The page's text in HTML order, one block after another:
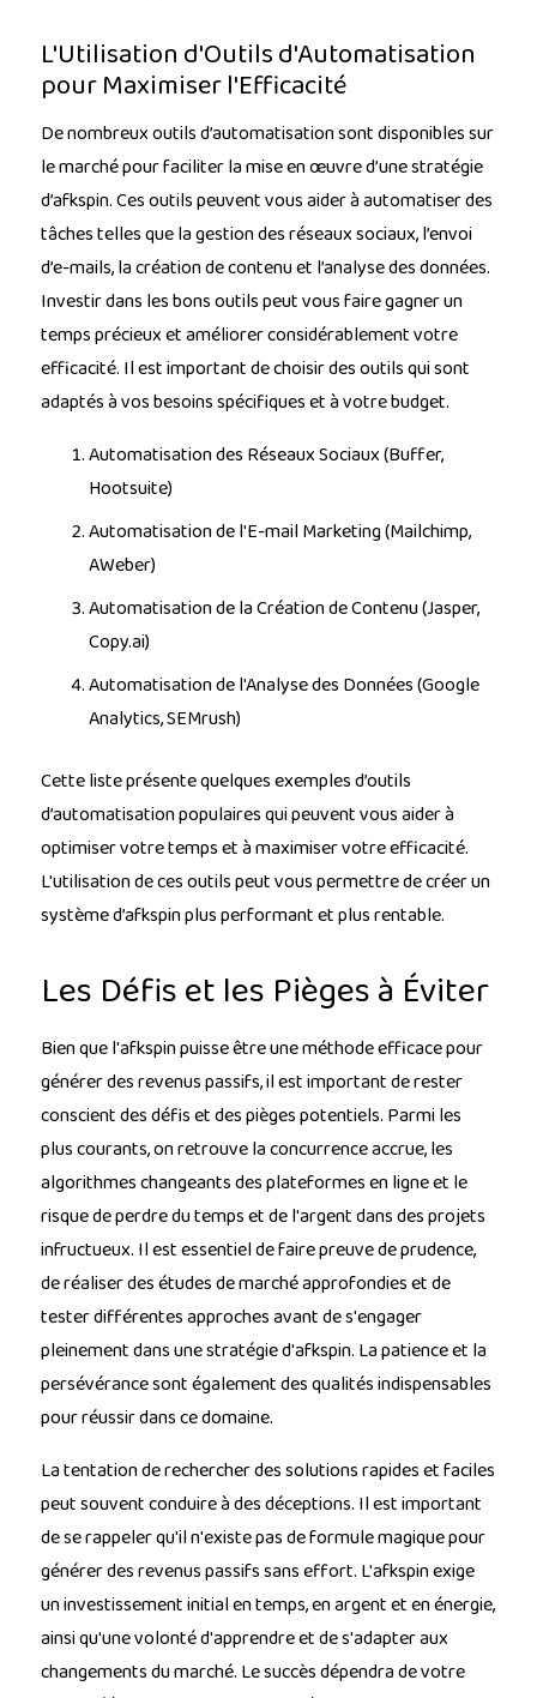
L'Utilisation d'Outils d'Automatisation
pour Maximiser l'Efficacité
De nombreux outils d’automatisation sont disponibles sur
le marché pour faciliter la mise en œuvre d’une stratégie
d’afkspin. Ces outils peuvent vous aider à automatiser des
tâches telles que la gestion des réseaux sociaux, l’envoi
d’e-mails, la création de contenu et l’analyse des données.
Investir dans les bons outils peut vous faire gagner un
temps précieux et améliorer considérablement votre
efficacité. Il est important de choisir des outils qui sont
adaptés à vos besoins spécifiques et à votre budget.
Automatisation des Réseaux Sociaux (Buffer,
Hootsuite)
Automatisation de l'E-mail Marketing (Mailchimp,
AWeber)
Automatisation de la Création de Contenu (Jasper,
Copy.ai)
Automatisation de l'Analyse des Données (Google
Analytics, SEMrush)
Cette liste présente quelques exemples d’outils
d’automatisation populaires qui peuvent vous aider à
optimiser votre temps et à maximiser votre efficacité.
L'utilisation de ces outils peut vous permettre de créer un
système d’afkspin plus performant et plus rentable.
Les Défis et les Pièges à Éviter
Bien que l'afkspin puisse être une méthode efficace pour
générer des revenus passifs, il est important de rester
conscient des défis et des pièges potentiels. Parmi les
plus courants, on retrouve la concurrence accrue, les
algorithmes changeants des plateformes en ligne et le
risque de perdre du temps et de l'argent dans des projets
infructueux. Il est essentiel de faire preuve de prudence,
de réaliser des études de marché approfondies et de
tester différentes approches avant de s'engager
pleinement dans une stratégie d'afkspin. La patience et la
persévérance sont également des qualités indispensables
pour réussir dans ce domaine.
La tentation de rechercher des solutions rapides et faciles
peut souvent conduire à des déceptions. Il est important
de se rappeler qu'il n'existe pas de formule magique pour
générer des revenus passifs sans effort. L'afkspin exige
un investissement initial en temps, en argent et en énergie,
ainsi qu'une volonté d'apprendre et de s'adapter aux
changements du marché. Le succès dépendra de votre